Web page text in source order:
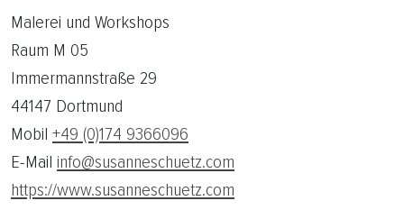
Malerei und Workshops
Raum M 05
Immermannstraße 29
44147 Dortmund
Mobil +49 (0)174 9366096
E-Mail info@susanneschuetz.com
https://www.susanneschuetz.com